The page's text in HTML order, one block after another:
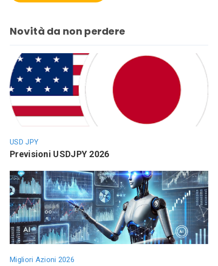
Novità da non perdere
USD JPY
Previsioni USDJPY 2026
Migliori Azioni 2026